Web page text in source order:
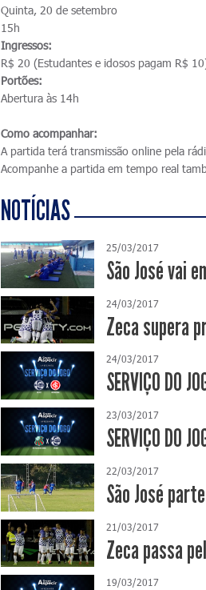
Quinta, 20 de setembro
15h
Ingressos:
R$ 20 (Estudantes e idosos pagam R$
Portões:
Abertura às 14h
Como acompanhar:
A partida terá transmissão online pela
Acompanhe a partida em tempo real
NOTÍCIAS
25/03/2017
São José vai
24/03/2017
Zeca supera
24/03/2017
SERVIÇO DO
23/03/2017
SERVIÇO DO
22/03/2017
São José
21/03/2017
Zeca passa
19/03/2017